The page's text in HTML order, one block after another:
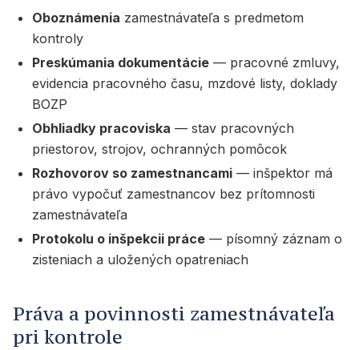
Oboznámenia zamestnávateľa s predmetom
kontroly
Preskúmania dokumentácie — pracovné zmluvy,
evidencia pracovného času, mzdové listy, doklady
BOZP
Obhliadky pracoviska — stav pracovných
priestorov, strojov, ochranných pomôcok
Rozhovorov so zamestnancami — inšpektor má
právo vypočuť zamestnancov bez prítomnosti
zamestnávateľa
Protokolu o inšpekcii práce — písomný záznam o
zisteniach a uložených opatreniach
Práva a povinnosti zamestnávateľa
pri kontrole